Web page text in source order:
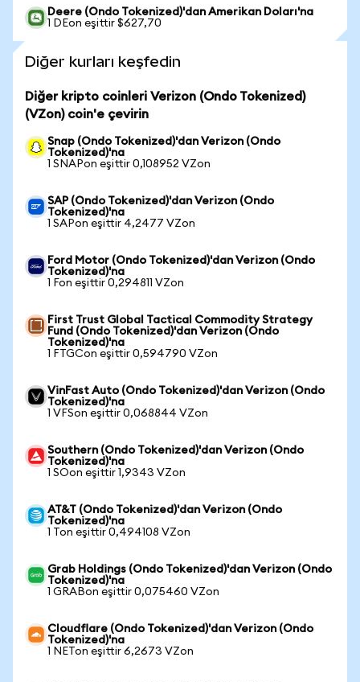
Deere (Ondo Tokenized)'dan Amerikan Doları'na
1 DEon eşittir $627,70
Diğer kurları keşfedin
Diğer kripto coinleri Verizon (Ondo Tokenized)
(VZon) coin'e çevirin
Snap (Ondo Tokenized)'dan Verizon (Ondo
Tokenized)'na
1 SNAPon eşittir 0,108952 VZon
SAP (Ondo Tokenized)'dan Verizon (Ondo
Tokenized)'na
1 SAPon eşittir 4,2477 VZon
Ford Motor (Ondo Tokenized)'dan Verizon (Ondo
Tokenized)'na
1 Fon eşittir 0,294811 VZon
First Trust Global Tactical Commodity Strategy
Fund (Ondo Tokenized)'dan Verizon (Ondo
Tokenized)'na
1 FTGCon eşittir 0,594790 VZon
VinFast Auto (Ondo Tokenized)'dan Verizon (Ondo
Tokenized)'na
1 VFSon eşittir 0,068844 VZon
Southern (Ondo Tokenized)'dan Verizon (Ondo
Tokenized)'na
1 SOon eşittir 1,9343 VZon
AT&T (Ondo Tokenized)'dan Verizon (Ondo
Tokenized)'na
1 Ton eşittir 0,494108 VZon
Grab Holdings (Ondo Tokenized)'dan Verizon (Ondo
Tokenized)'na
1 GRABon eşittir 0,075460 VZon
Cloudflare (Ondo Tokenized)'dan Verizon (Ondo
Tokenized)'na
1 NETon eşittir 6,2673 VZon